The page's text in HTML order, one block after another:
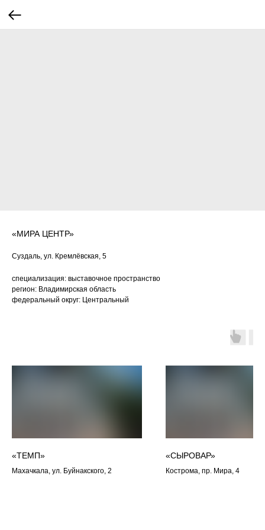
«МИРА ЦЕНТР»
Суздаль, ул. Кремлёвская, 5
специализация: выставочное пространство
регион: Владимирская область
федеральный округ: Центральный
«ТЕМП»
Махачкала, ул. Буйнакского, 2
«СЫРОВАР»
Кострома, пр. Мира, 4